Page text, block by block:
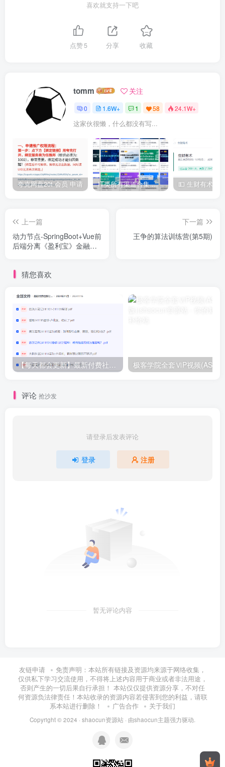
喜欢就支持一下吧
点赞5 分享 收藏
tomm 关注
0 1.6W+ 1 58 24.1W+
这家伙很懒，什么都没有写...
夸克网盘20t 会员 申请 IT类所有渠道合集 持续日更，目前近四千多条资源 年费用户微信私信获取权限
上一篇
动力节点-SpringBoot+Vue前
后端分离《盈利宝》金融理
下一篇
王争的算法训练营(第5期)
猜您喜欢
【每天都会更新】最新付费社群公众号文章 极客学院全套ⅥP视频(AS版)
评论 抢沙发
请登录后发表评论
登录 注册
暂无评论内容
友链申请
免责声明：本站所有链接及资源均来源于网络收集，
仅供私下学习交流使用，不得将上述内容用于商业或者非法用途，
否则产生的一切后果自行承担！ 本站仅仅提供资源分享，不对任
何资源负法律责任！本站收录的资源内容若侵害到您的利益，请联
系本站进行删除！
广告合作 关于我们
Copyright © 2024 · shaocun资源站 · 由shaocun主题强力驱动.